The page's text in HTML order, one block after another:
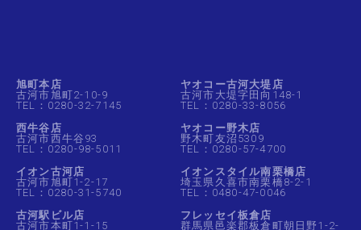
旭町本店
古河市旭町2-10-9
TEL：0280-32-7145
西牛谷店
古河市西牛谷93
TEL：0280-98-5011
イオン古河店
古河市旭町1-2-17
TEL：0280-31-5740
古河駅ビル店
古河市本町1-1-15
ヤオコー古河大堤店
古河市大堤字田向148-1
TEL：0280-33-8056
ヤオコー野木店
野木町友沼5309
TEL：0280-57-4700
イオンスタイル南栗橋店
埼玉県久喜市南栗橋8-2-1
TEL：0480-47-0046
フレッセイ板倉店
群馬県邑楽郡板倉町朝日野1-2-